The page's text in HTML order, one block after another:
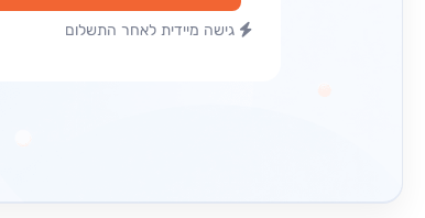
גישה מיידית לאחר התשלום